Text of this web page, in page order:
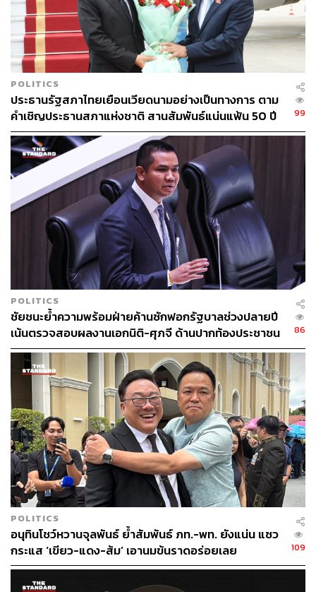
“อย่าไปถวิลหากับระบบอื่น ค่อยๆ ตรวจสอบ และแก้ไขกันไป
ที่สำคัญปัญหาอยู่ที่รัฐธรรมนูญ ถ้าเราไม่แก้รัฐธรรมนูญ เรา
ก็ไม่สามารถคลี่คลายประเด็นปัญหานี้ได้” เทวฤทธิ์กล่าว
ส่วนกรณีที่ สว. ซึ่งถูกข้อกล่าวหานั้น ได้ร้องให้ตรวจสอบการ
ทำงานของคณะกรรมการสืบสวนและไต่สวนชุดที่ 26 ซึ่งปิด
ใส่ซองทึบนั้น เทวฤทธิ์มองว่า โจทย์สำคัญคือผู้ร้ายคนแรกที่
ไม่สามารถปฏิบัติหน้าที่อย่างมีประสิทธิภาพ คือ กกต. เพราะ
ใช้เวลานานมาก แต่ไม่ได้หมายความว่าเราจะให้ความชอบ
ธรรมกับการใช้สังคมภายนอกเข้ามากดดันกระบวนการ
ตรวจสอบ เมื่อครั้งตนเองโดนตรวจสอบโดยคณะกรรมการ
สอบสวนและไต่สวนฯ ก็ใช้วิธีส่งเป็นจดหมาย
อย่างไรก็ตาม สำหรับ 55 สว. ที่ถูกหมายเรียกนั้น ตนเองเห็น
ว่า มีความไม่เป็นธรรมและไม่เป็นมาตรฐานเดียวกัน เขาเอง
ก็มีสิทธิ์จะร้องเรียน และมีสิทธิ์สงสัยในกระบวนการตรวจ
สอบที่อาจไม่โปร่งใสเป็นธรรมเช่นเดียวกัน เพราะมีการไปปิด
ป้ายและถ่ายรูปไว้ เสมือนเป็นจำเลยสังคมไปแล้ว ก็คิดว่าไม่
เป็นธรรม และ สว. กลุ่มนั้นมีสิทธิ์ที่จะร้องให้ตรวจสอบ
กระบวนการทำงานของคณะกรรมการสืบสวนและไต่สวนฯ
เทวฤทธิ์ยังระบุว่า หากประธานวุฒิสภาไม่บรรจุเข้าสู่วาระ
การประชุม ตนเองก็จะเสนอเป็นญัตติด่วนด้วยวาจา เพื่อขอ
ให้วุฒิสภาชะลอการดำเนินการ โดยมั่นใจว่า จะไม่กระทบกับ
กรอบเวลาการให้ความเห็นชอบกรรมการในองค์กรอิสระ
ตามรัฐธรรมนูญ และข้อบังคับการประชุม รวมถึงไม่กระทบ
ต่อการทำหน้าที่ของกรรมการองค์กรอิสระ เพราะตาม
กฎหมายยังสามารถให้รักษาการได้ แต่การเร่งให้ความเห็น
ชอบจะเกิดผลกระทบร้ายแรงมากกว่า
TAGS: การเมืองไทย องค์กรอิสระ
วุฒิสภา
POLITICS
ประธานรัฐสภาไทยเยือนเวียดนามอย่างเป็นทางการ ตาม
คำเชิญประธานสภาแห่งชาติ สานสัมพันธ์แน่นแฟ้น 50 ปี
99
POLITICS
ชัยชนะย้ำความพร้อมฝ่ายค้านซักฟอกรัฐบาลช่วงปลายปี
เน้นตรวจสอบผลงานเอกนิติ-ศุภจี ด้านปากท้องประชาชน
86
POLITICS
อนุทินโชว์หวานจุลพันธ์ ย้ำสัมพันธ์ ภท.-พท. ยังแน่น แซว
กระแส ‘เขียว-แดง-ส้ม’ เอานมข้นราดอร่อยเลย
109